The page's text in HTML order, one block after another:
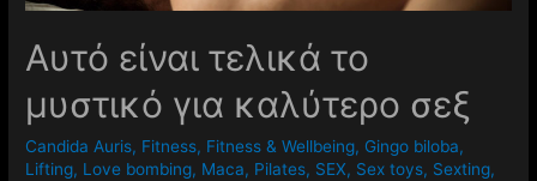
Αυτό είναι τελικά το
μυστικό για καλύτερο σεξ
Candida Auris, Fitness, Fitness & Wellbeing, Gingo biloba,
Lifting, Love bombing, Maca, Pilates, SEX, Sex toys, Sexting,